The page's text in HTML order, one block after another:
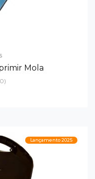
Mola
Lançamento 2025